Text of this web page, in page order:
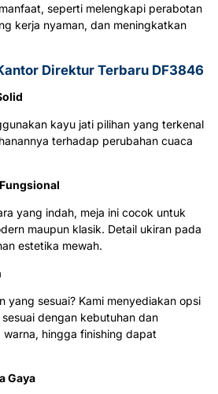
seperti melengkapi perabotan
kerja nyaman, dan meningkatkan
Direktur Terbaru DF3846
kayu jati pilihan yang terkenal
terhadap perubahan cuaca
yang indah, meja ini cocok untuk
maupun klasik. Detail ukiran pada
estetika mewah.
yang sesuai? Kami menyediakan opsi
dengan kebutuhan dan
hingga finishing dapat
Gaya